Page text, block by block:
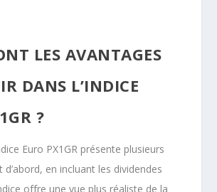
LES AVANTAGES
DANS L’INDICE
?
Euro PX1GR présente plusieurs
en incluant les dividendes
offre une vue plus réaliste de la